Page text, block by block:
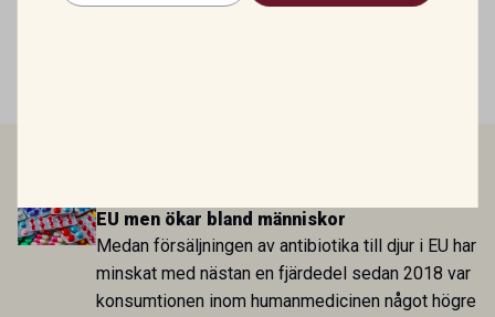
EU men ökar bland människor
Medan försäljningen av antibiotika till djur i EU har
minskat med nästan en fjärdedel sedan 2018 var
konsumtionen inom humanmedicinen något högre